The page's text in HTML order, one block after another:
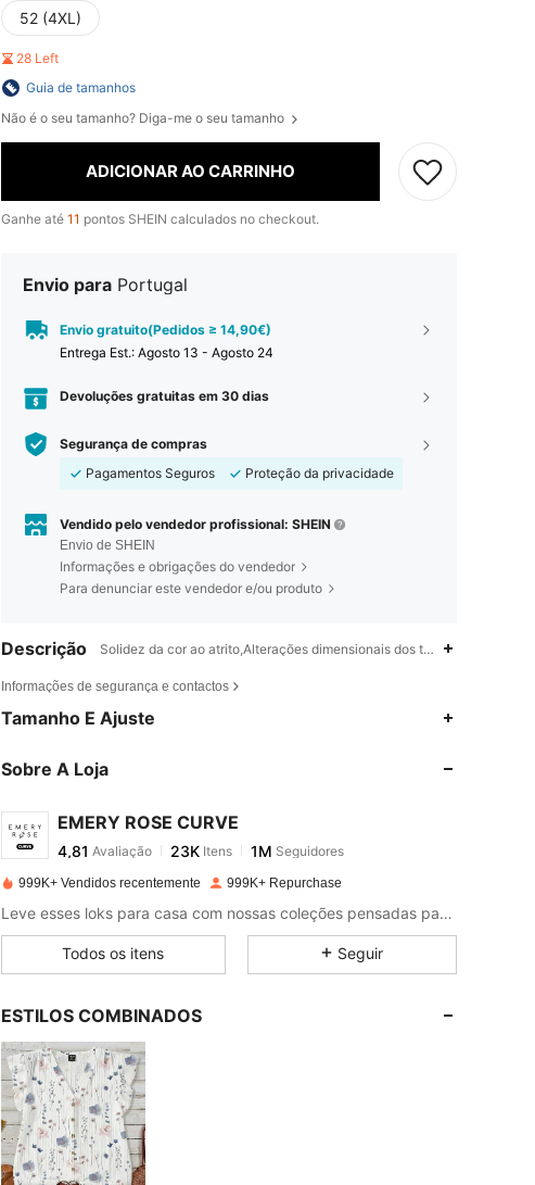
52 (4XL)
28 Left
Guia de tamanhos
Não é o seu tamanho? Diga-me o seu tamanho
ADICIONAR AO CARRINHO
Ganhe até 11 pontos SHEIN calculados no checkout.
Envio para Portugal
Envio gratuito(Pedidos ≥ 14,90€)
Entrega Est.: Agosto 13 - Agosto 24
Devoluções gratuitas em 30 dias
Segurança de compras
Pagamentos Seguros
Proteção da privacidade
Vendido pelo vendedor profissional: SHEIN
Envio de SHEIN
Informações e obrigações do vendedor
Para denunciar este vendedor e/ou produto
Descrição Solidez da cor ao atrito,Alterações dimensionais dos tecidos após a
Informações de segurança e contactos
Tamanho E Ajuste
Sobre A Loja
EMERY ROSE CURVE
4,81
4,81Avaliação 23K Itens
a***spago1 dia atrás
4,81
4,81
4,81
999K+ Vendidos recentemente 999K+ Repurchase
Leve esses loks para casa com nossas coleções pensadas para uma vida menos complicada.
Todos os itens Seguir
ESTILOS COMBINADOS